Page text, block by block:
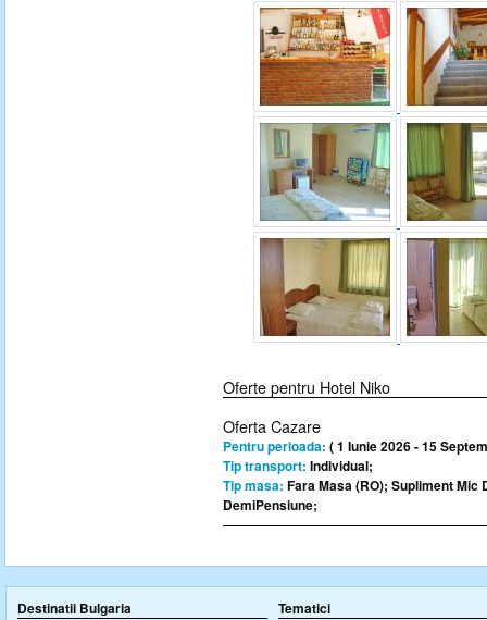
Oferte pentru Hotel Niko
Oferta Cazare
Pentru perioada: ( 1 Iunie 2026 - 15
Tip transport: Individual;
Tip masa: Fara Masa (RO); Supliment Mic
DemiPensiune;
Destinatii Bulgaria Tematici